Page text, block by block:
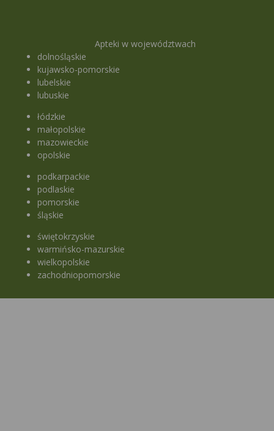
Apteki w województwach
dolnośląskie
kujawsko-pomorskie
lubelskie
lubuskie
łódzkie
małopolskie
mazowieckie
opolskie
podkarpackie
podlaskie
pomorskie
śląskie
świętokrzyskie
warmińsko-mazurskie
wielkopolskie
zachodniopomorskie